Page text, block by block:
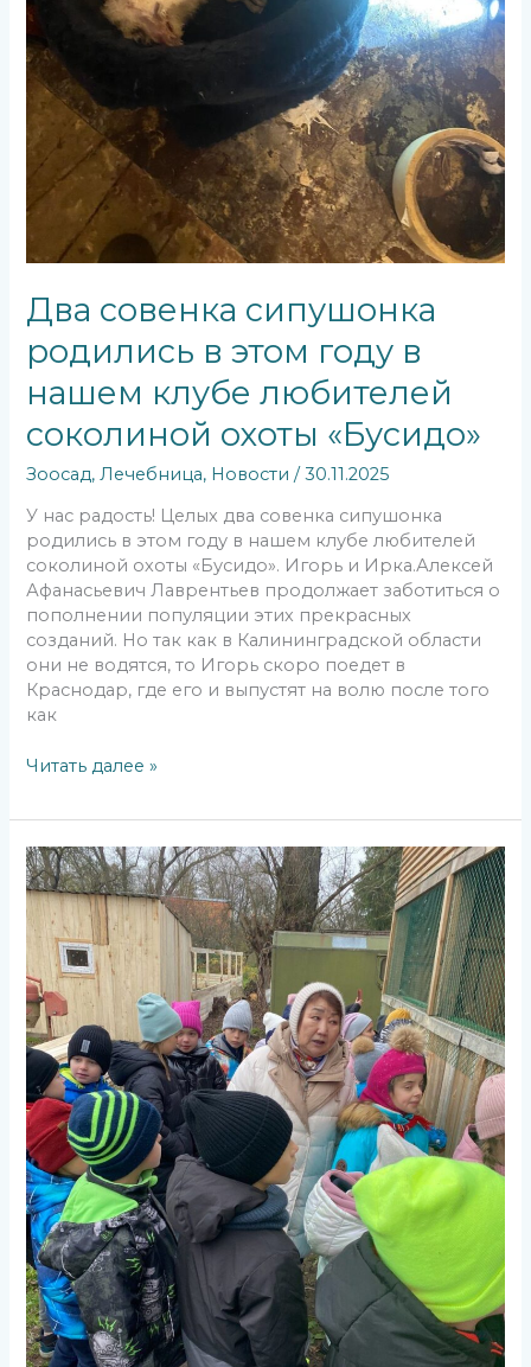
Два совенка сипушонка
родились в этом году в
нашем клубе любителей
соколиной охоты «Бусидо»
Зоосад,Лечебница, Новости /30.11.2025
У нас радость! Целых два совенка сипушонка
родились в этом году в нашем клубе любителей
соколиной охоты «Бусидо». Игорь и Ирка.Алексей
Афанасьевич Лаврентьев продолжает заботиться о
пополнении популяции этих прекрасных
созданий. Но так как в Калининградской области
они не водятся, то Игорь скоро поедет в
Краснодар, где его и выпустят на волю после того
как
Читать далее »
12
ноября
для
учащихся
класса
СОШ
№56
города
Калининград
подарило
путешествие
в
Лечебницу
дикой
природы